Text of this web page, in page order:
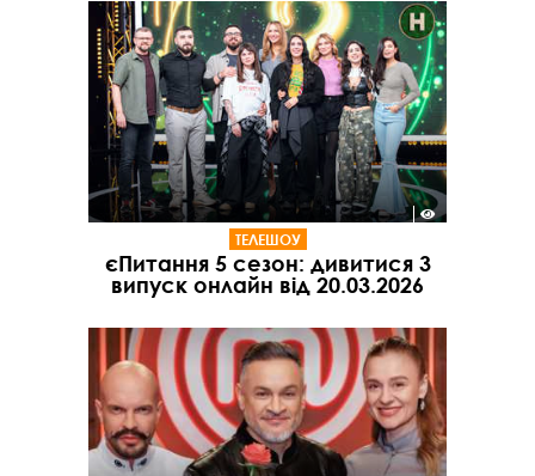
ТЕЛЕШОУ
єПитання 5 сезон: дивитися 3
випуск онлайн від 20.03.2026